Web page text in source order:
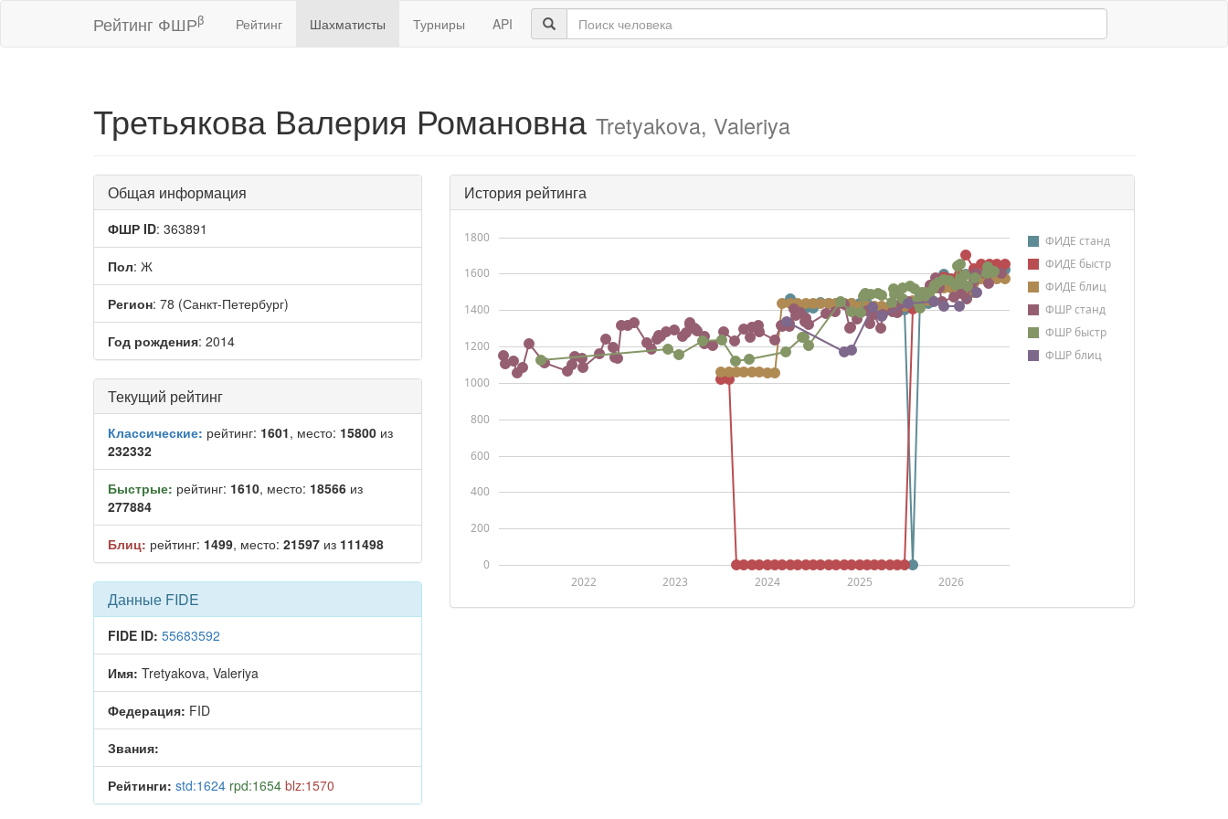
Рейтинг ФШРβ Рейтинг Шахматисты Турниры API
Третьякова Валерия Романовна Tretyakova, Valeriya
Общая информация
ФШР ID: 363891
Пол: Ж
Регион: 78 (Санкт-Петербург)
Год рождения: 2014
Текущий рейтинг
Классические: рейтинг: 1601, место: 15800 из
232332
Быстрые: рейтинг: 1610, место: 18566 из
277884
Блиц: рейтинг: 1499, место: 21597 из 111498
Данные FIDE
FIDE ID: 55683592
Имя: Tretyakova, Valeriya
Федерация: FID
Звания:
Рейтинги: std:1624 rpd:1654 blz:1570
История рейтинга
ФИДЕ станд
ФИДЕ быстр
ФИДЕ блиц
ФШР станд
ФШР быстр
ФШР блиц
2022 2023 2024 2025 2026
0
200
400
600
800
1000
1200
1400
1600
1800